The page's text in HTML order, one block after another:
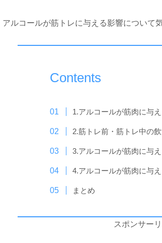
アルコールが筋トレに与える影響について
Contents
1.アルコールが筋肉に与
2.筋トレ前・筋トレ中の
3.アルコールが筋肉に与
4.アルコールが筋肉に与
まとめ
スポンサー